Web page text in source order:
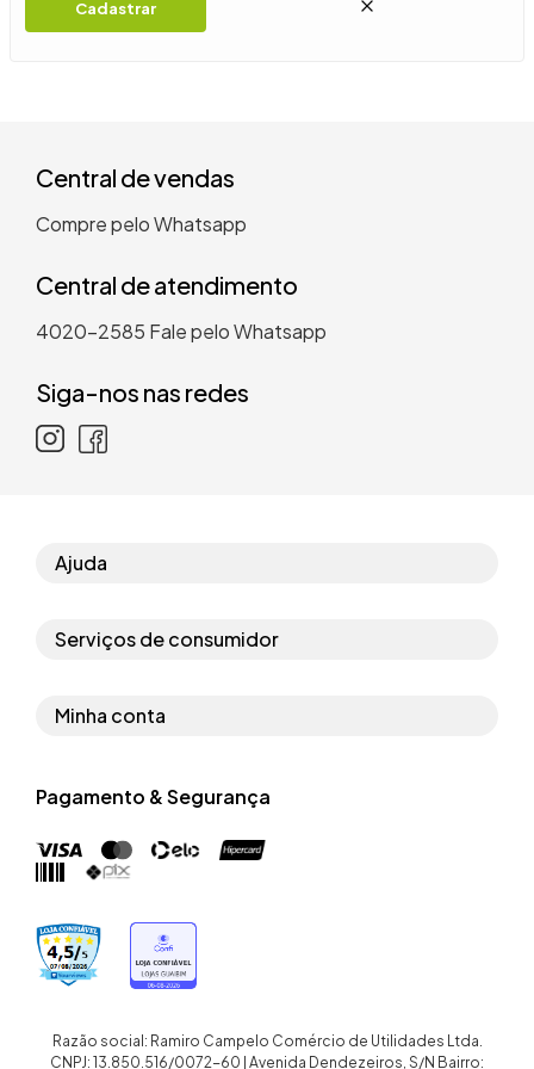
Cadastrar
Central de vendas
Compre pelo Whatsapp
Central de atendimento
4020-2585 Fale pelo Whatsapp
Siga-nos nas redes
Ajuda
Perguntas frequentes
Nossas lojas
Serviços de consumidor
Troca e devolução site
Troca e devolução loja física
Crediário
Minha conta
Trocar senha
Meus pedidos
Pagamento & Segurança
Razão social: Ramiro Campelo Comércio de Utilidades Ltda.
CNPJ: 13.850.516/0072-60 | Avenida Dendezeiros, S/N Bairro: